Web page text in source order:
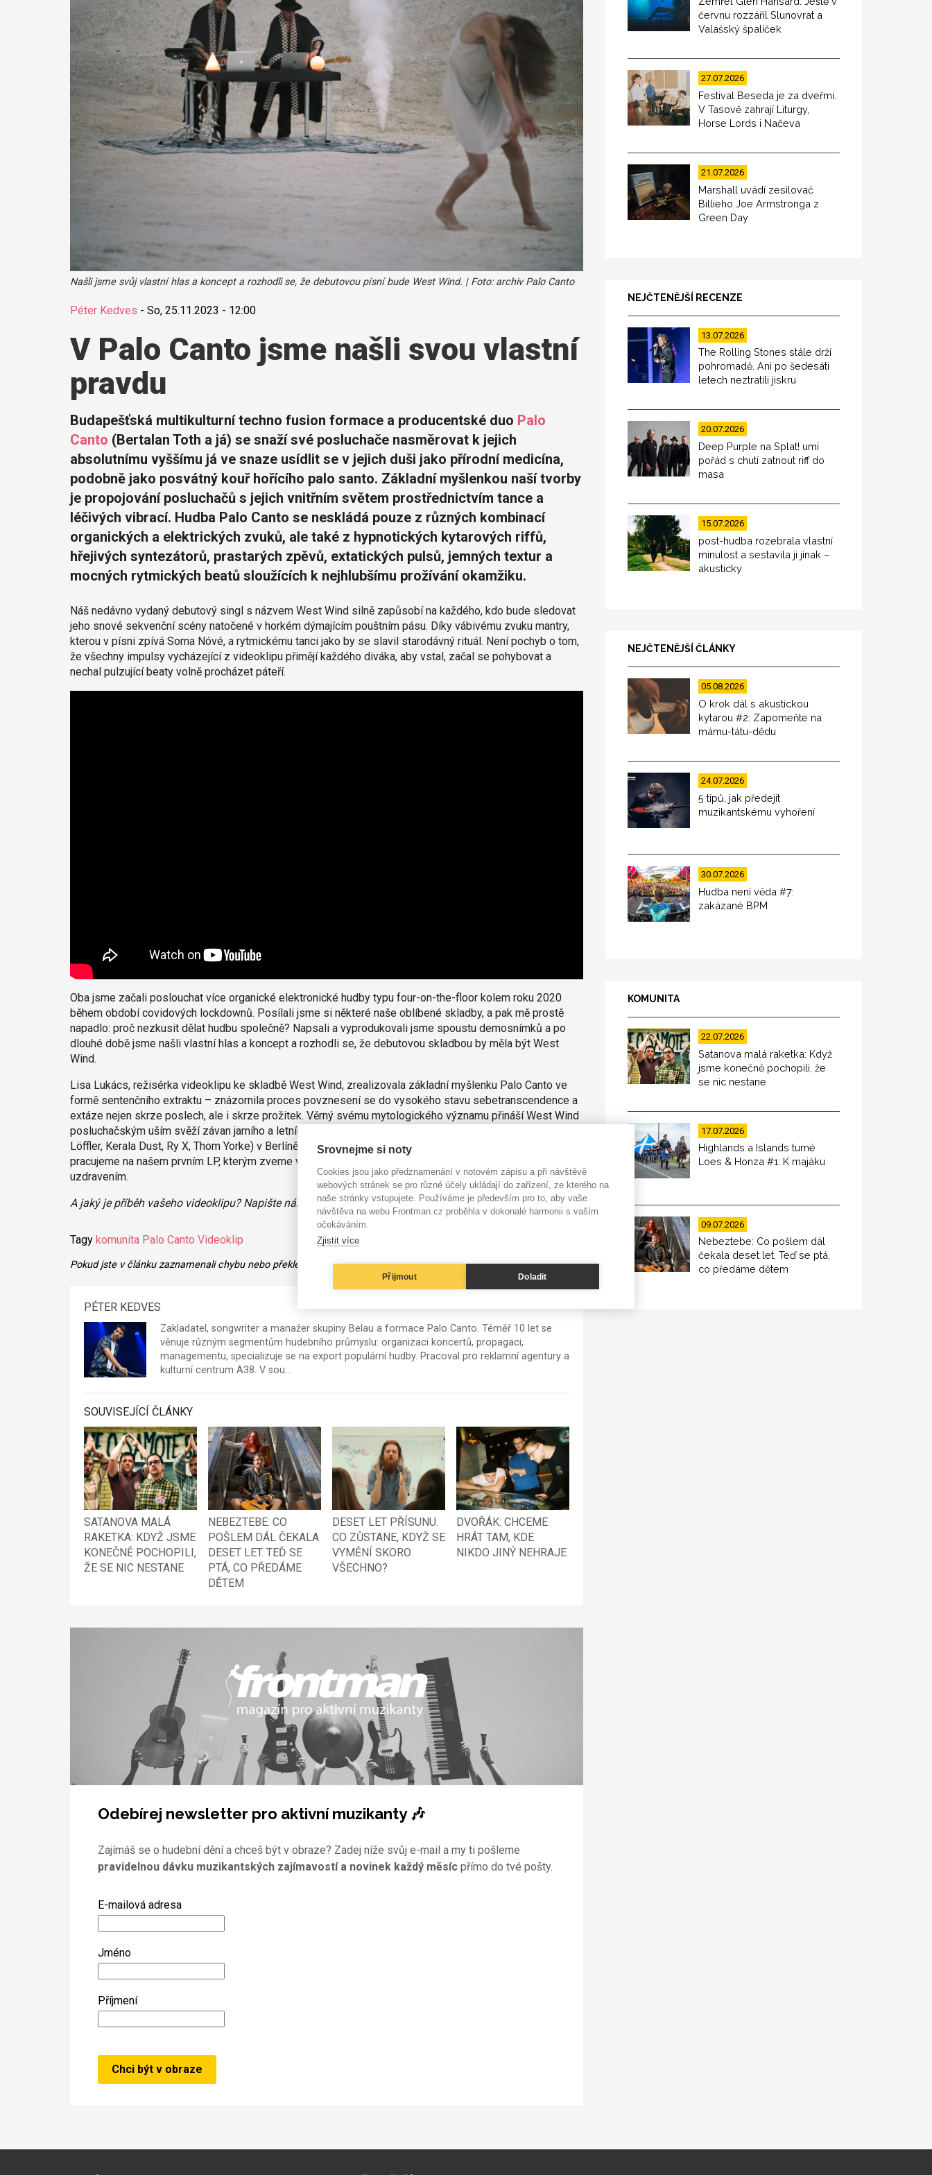
Našli jsme svůj vlastní hlas a koncept a rozhodli se, že debutovou písní bude West Wind. | Foto: archiv Palo Canto
Péter Kedves - So, 25.11.2023 - 12:00
V Palo Canto jsme našli svou vlastní
pravdu
Budapešťská multikulturní techno fusion formace a producentské duo Palo
Canto (Bertalan Toth a já) se snaží své posluchače nasměrovat k jejich
absolutnímu vyššímu já ve snaze usídlit se v jejich duši jako přírodní medicína,
podobně jako posvátný kouř hořícího palo santo. Základní myšlenkou naší tvorby
je propojování posluchačů s jejich vnitřním světem prostřednictvím tance a
léčivých vibrací. Hudba Palo Canto se neskládá pouze z různých kombinací
organických a elektrických zvuků, ale také z hypnotických kytarových riffů,
hřejivých syntezátorů, prastarých zpěvů, extatických pulsů, jemných textur a
mocných rytmických beatů sloužících k nejhlubšímu prožívání okamžiku.
Náš nedávno vydaný debutový singl s názvem West Wind silně zapůsobí na každého, kdo bude sledovat
jeho snové sekvenční scény natočené v horkém dýmajícím pouštním pásu. Díky vábivému zvuku mantry,
kterou v písni zpívá Soma Nóvé, a rytmickému tanci jako by se slavil starodávný rituál. Není pochyb o tom,
že všechny impulsy vycházející z videoklipu přimějí každého diváka, aby vstal, začal se pohybovat a
nechal pulzující beaty volně procházet páteří.
Oba jsme začali poslouchat více organické elektronické hudby typu four-on-the-floor kolem roku 2020
během období covidových lockdownů. Posílali jsme si některé naše oblíbené skladby, a pak mě prostě
napadlo: proč nezkusit dělat hudbu společně? Napsali a vyprodukovali jsme spoustu demosnímků a po
dlouhé době jsme našli vlastní hlas a koncept a rozhodli se, že debutovou skladbou by měla být West
Wind.
Lisa Lukács, režisérka videoklipu ke skladbě West Wind, zrealizovala základní myšlenku Palo Canto ve
formě sentenčního extraktu – znázornila proces povznesení se do vysokého stavu sebetranscendence a
extáze nejen skrze poslech, ale i skrze prožitek. Věrný svému mytologického významu přináší West Wind
posluchačským uším svěží závan jarního a letního vzduchu. Skladbu masteroval Zino Mikorey (Christian
Löffler, Kerala Dust, Ry X, Thom Yorke) v Berlíně, hnízdě bující techno produkce. V současné době
pracujeme na našem prvním LP, kterým zveme všechny posluchače na nezapomenutelný vnitřní výlet za
uzdravením.
A jaký je příběh vašeho videoklipu? Napište nám naredakce@frontman.cz.
Tagy komunita Palo Canto Videoklip
Pokud jste v článku zaznamenali chybu nebo překlep, dejte nám prosím vědět na e-mailredakce@frontman.cz.
PÉTER KEDVES
Zakladatel, songwriter a manažer skupiny Belau a formace Palo Canto. Téměř 10 let se
věnuje různým segmentům hudebního průmyslu: organizaci koncertů, propagaci,
managementu, specializuje se na export populární hudby. Pracoval pro reklamní agentury a
kulturní centrum A38. V sou…
SOUVISEJÍCÍ ČLÁNKY
SATANOVA MALÁ
RAKETKA: KDYŽ JSME
KONEČNĚ POCHOPILI,
ŽE SE NIC NESTANE
NEBEZTEBE: CO
POŠLEM DÁL ČEKALA
DESET LET. TEĎ SE
PTÁ, CO PŘEDÁME
DĚTEM
DESET LET PŘÍSUNU.
CO ZŮSTANE, KDYŽ SE
VYMĚNÍ SKORO
VŠECHNO?
DVOŘÁK: CHCEME
HRÁT TAM, KDE
NIKDO JINÝ NEHRAJE
Odebírej newsletter pro aktivní muzikanty 🎶
Zajímáš se o hudební dění a chceš být v obraze? Zadej níže svůj e-mail a my ti pošleme
pravidelnou dávku muzikantských zajímavostí a novinek každý měsícpřímo do tvé pošty.
E-mailová adresa
Jméno
Příjmení
červnu rozzářil Slunovrat a
Valašský špalíček
27.07.2026
Festival Beseda je za dveřmi.
V Tasově zahrají Liturgy,
Horse Lords i Načeva
21.07.2026
Marshall uvádí zesilovač
Billieho Joe Armstronga z
Green Day
NEJČTENĚJŠÍ RECENZE
13.07.2026
The Rolling Stones stále drží
pohromadě. Ani po šedesáti
letech neztratili jiskru
20.07.2026
Deep Purple na Splat! umí
pořád s chutí zatnout riff do
masa
15.07.2026
post-hudba rozebrala vlastní
minulost a sestavila ji jinak –
akusticky
NEJČTENĚJŠÍ ČLÁNKY
05.08.2026
O krok dál s akustickou
kytarou #2: Zapomeňte na
mámu-tátu-dědu
24.07.2026
5 tipů, jak předejít
muzikantskému vyhoření
30.07.2026
Hudba není věda #7:
zakázané BPM
KOMUNITA
22.07.2026
Satanova malá raketka: Když
jsme konečně pochopili, že
se nic nestane
17.07.2026
Highlands a Islands turné
Loes & Honza #1: K majáku
09.07.2026
Nebeztebe: Co pošlem dál
čekala deset let. Teď se ptá,
co předáme dětem
Srovnejme si noty
Cookies jsou jako předznamenání v notovém zápisu a při návštěvě
webových stránek se pro různé účely ukládají do zařízení, ze kterého na
naše stránky vstupujete. Používáme je především pro to, aby vaše
návštěva na webu Frontman.cz proběhla v dokonalé harmonii s vaším
očekáváním.
Zjistit více
Přijmout Doladit